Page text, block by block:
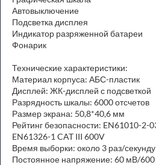
Автовыключение
Подсветка дисплея
Индикатор разряженной батареи
Фонарик
Технические характеристики:
Материал корпуса: АБС-пластик
Дисплей: ЖК-дисплей с подсветкой
Разрядность шкалы: 6000 отсчетов
Размер экрана: 50,8*40,6 мм
Рейтинг безопасности: EN61010-2-
EN61326-1 CAT III 600V
Время выборки: около 3 раз/секунду
Постоянное напряжение: 60 мВ/